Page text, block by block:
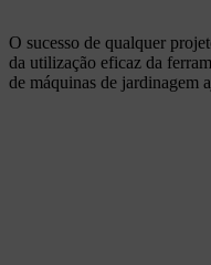
O sucesso de qualquer
da utilização eficaz da
de máquinas de jardinagem